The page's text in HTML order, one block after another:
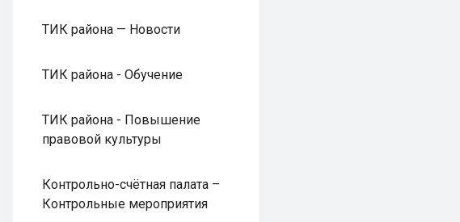
ТИК района — Новости
ТИК района - Обучение
ТИК района - Повышение
правовой культуры
Контрольно-счётная палата –
Контрольные мероприятия